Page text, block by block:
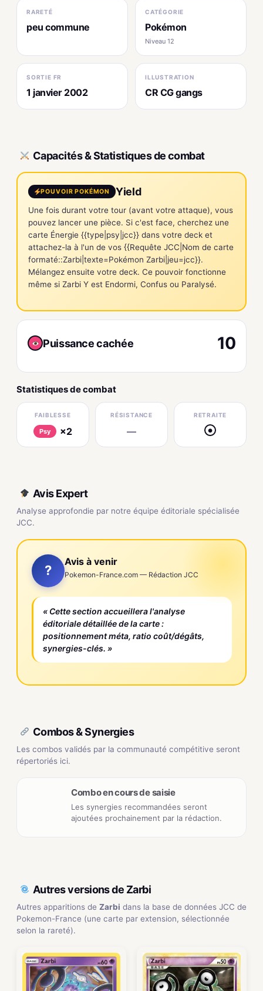
RARETÉ
peu commune
CATÉGORIE
Pokémon
Niveau 12
SORTIE FR
1 janvier 2002
ILLUSTRATION
CR CG gangs
Capacités & Statistiques de combat
POUVOIR POKÉMON Yield
Une fois durant votre tour (avant votre attaque), vous
pouvez lancer une pièce. Si c'est face, cherchez une
carte Énergie {{type|psy|jcc}} dans votre deck et
attachez-la à l'un de vos {{Requête JCC|Nom de carte
formaté::Zarbi|texte=Pokémon Zarbi|jeu=jcc}}.
Mélangez ensuite votre deck. Ce pouvoir fonctionne
même si Zarbi Y est Endormi, Confus ou Paralysé.
Puissance cachée 10
Statistiques de combat
FAIBLESSE
Psy ×2
RÉSISTANCE
—
RETRAITE
●
Avis Expert
Analyse approfondie par notre équipe éditoriale spécialisée
JCC.
?
Avis à venir
Pokemon-France.com — Rédaction JCC
« Cette section accueillera l'analyse
éditoriale détaillée de la carte :
positionnement méta, ratio coût/dégâts,
synergies-clés. »
Combos & Synergies
Les combos validés par la communauté compétitive seront
répertoriés ici.
Combo en cours de saisie
Les synergies recommandées seront
ajoutées prochainement par la rédaction.
Autres versions de Zarbi
Autres apparitions de Zarbi dans la base de données JCC de
Pokemon-France (une carte par extension, sélectionnée
selon la rareté).